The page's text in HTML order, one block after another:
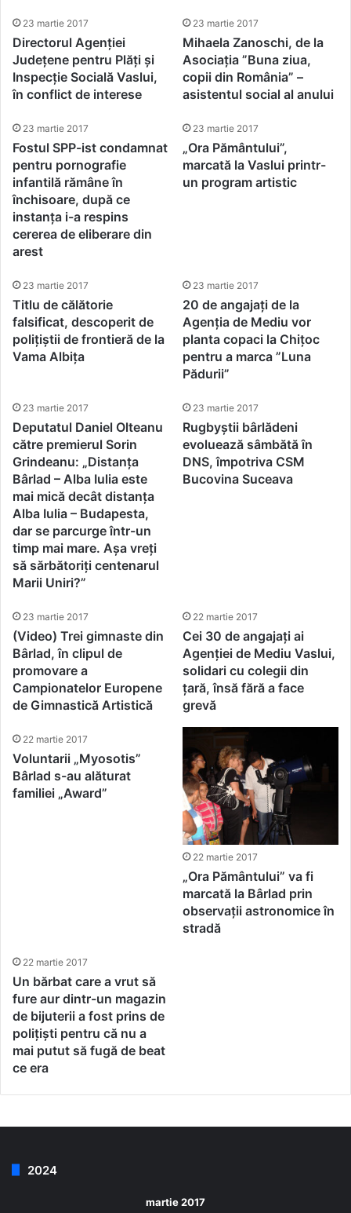
23 martie 2017
Directorul Agenției
Județene pentru Plăți și
Inspecție Socială Vaslui,
în conflict de interese
23 martie 2017
Mihaela Zanoschi, de la
Asociația ”Buna ziua,
copii din România” –
asistentul social al anului
23 martie 2017
Fostul SPP-ist condamnat
pentru pornografie
infantilă rămâne în
închisoare, după ce
instanța i-a respins
cererea de eliberare din
arest
23 martie 2017
„Ora Pământului”,
marcată la Vaslui printr-
un program artistic
23 martie 2017
Titlu de călătorie
falsificat, descoperit de
polițiștii de frontieră de la
Vama Albița
23 martie 2017
20 de angajați de la
Agenția de Mediu vor
planta copaci la Chițoc
pentru a marca ”Luna
Pădurii”
23 martie 2017
Deputatul Daniel Olteanu
către premierul Sorin
Grindeanu: „Distanța
Bârlad – Alba Iulia este
mai mică decât distanța
Alba Iulia – Budapesta,
dar se parcurge într-un
timp mai mare. Așa vreți
să sărbătoriți centenarul
Marii Uniri?”
23 martie 2017
Rugbyștii bârlădeni
evoluează sâmbătă în
DNS, împotriva CSM
Bucovina Suceava
23 martie 2017
(Video) Trei gimnaste din
Bârlad, în clipul de
promovare a
Campionatelor Europene
de Gimnastică Artistică
22 martie 2017
Cei 30 de angajați ai
Agenției de Mediu Vaslui,
solidari cu colegii din
țară, însă fără a face
grevă
22 martie 2017
Voluntarii „Myosotis”
Bârlad s-au alăturat
familiei „Award”
22 martie 2017
„Ora Pământului” va fi
marcată la Bârlad prin
observații astronomice în
stradă
22 martie 2017
Un bărbat care a vrut să
fure aur dintr-un magazin
de bijuterii a fost prins de
polițiști pentru că nu a
mai putut să fugă de beat
ce era
2024
martie 2017